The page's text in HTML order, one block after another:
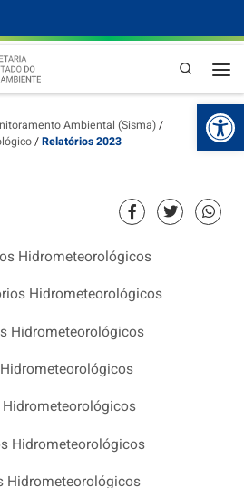
Pesquisa
Ambiental (Sisma)/
/Relatórios 2023
Hidrometeorológicos
Hidrometeorológicos
Hidrometeorológicos
Hidrometeorológicos
Hidrometeorológicos